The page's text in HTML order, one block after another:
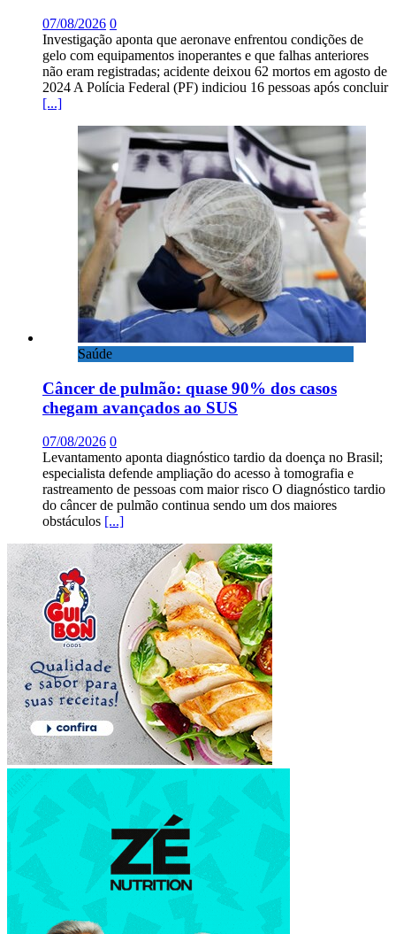
07/08/2026 0
Investigação aponta que aeronave enfrentou condições de
gelo com equipamentos inoperantes e que falhas anteriores
não eram registradas; acidente deixou 62 mortos em agosto de
2024 A Polícia Federal (PF) indiciou 16 pessoas após concluir
[...]
Saúde
Câncer de pulmão: quase 90% dos casos
chegam avançados ao SUS
07/08/2026 0
Levantamento aponta diagnóstico tardio da doença no Brasil;
especialista defende ampliação do acesso à tomografia e
rastreamento de pessoas com maior risco O diagnóstico tardio
do câncer de pulmão continua sendo um dos maiores
obstáculos [...]